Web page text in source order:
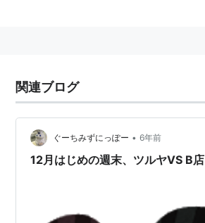
関連ブログ
ぐーちみずにっぽー • 6年前
12月はじめの週末、ツルヤVS B店